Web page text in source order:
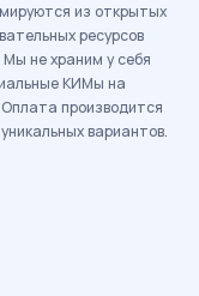
из открытых
ресурсов
не храним у себя
КИМы на
производится
вариантов.